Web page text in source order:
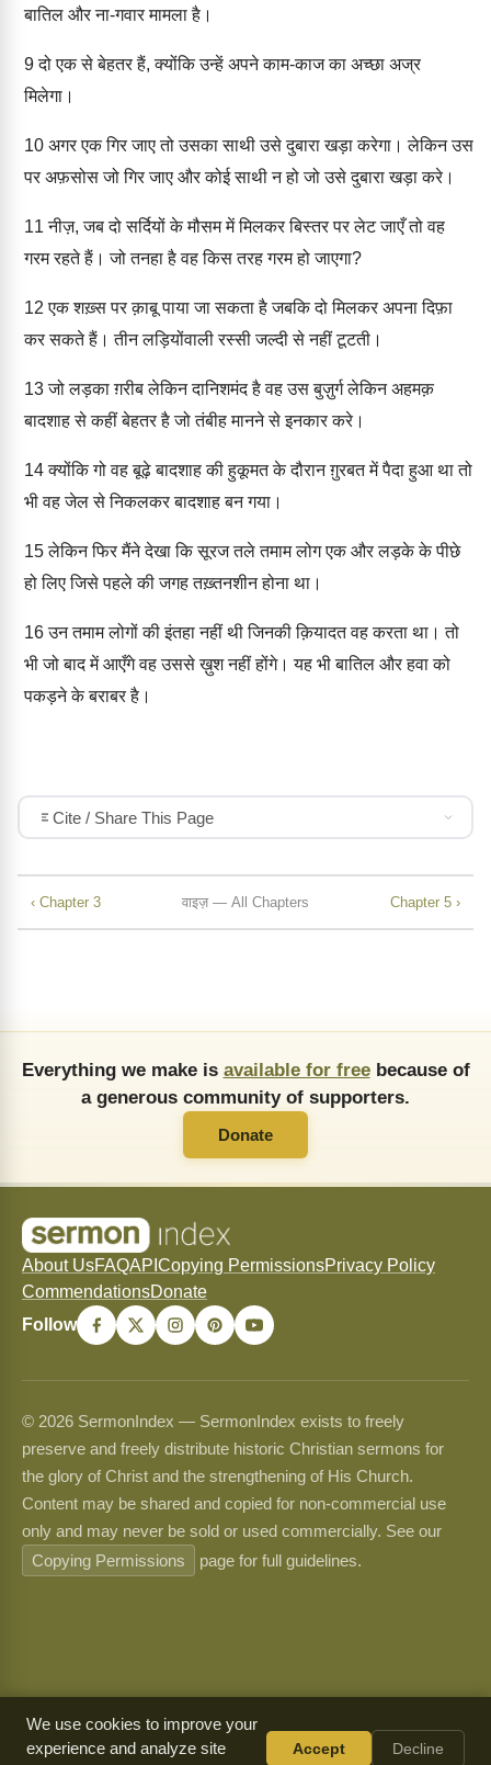
बातिल और ना-गवार मामला है।
9दो एक से बेहतर हैं, क्योंकि उन्हें अपने काम-काज का अच्छा अज्र
मिलेगा।
10 अगर एक गिर जाए तो उसका साथी उसे दुबारा खड़ा करेगा। लेकिन उस
पर अफ़सोस जो गिर जाए और कोई साथी न हो जो उसे दुबारा खड़ा करे।
11 नीज़, जब दो सर्दियों के मौसम में मिलकर बिस्तर पर लेट जाएँ तो वह
गरम रहते हैं। जो तनहा है वह किस तरह गरम हो जाएगा?
12 एक शख़्स पर क़ाबू पाया जा सकता है जबकि दो मिलकर अपना दिफ़ा
कर सकते हैं। तीन लड़ियोंवाली रस्सी जल्दी से नहीं टूटती।
13जो लड़का ग़रीब लेकिन दानिशमंद है वह उस बुज़ुर्ग लेकिन अहमक़
बादशाह से कहीं बेहतर है जो तंबीह मानने से इनकार करे।
14क्योंकि गो वह बूढ़े बादशाह की हुकूमत के दौरान ग़ुरबत में पैदा हुआ था तो
भी वह जेल से निकलकर बादशाह बन गया।
15लेकिन फिर मैंने देखा कि सूरज तले तमाम लोग एक और लड़के के पीछे
हो लिए जिसे पहले की जगह तख़्तनशीन होना था।
16उन तमाम लोगों की इंतहा नहीं थी जिनकी क़ियादत वह करता था। तो
भी जो बाद में आएँगे वह उससे ख़ुश नहीं होंगे। यह भी बातिल और हवा को
पकड़ने के बराबर है।
Cite / Share This Page
‹ Chapter 3 वाइज़ — All Chapters Chapter 5 ›
Everything we make is available for freebecause of
a generous community of supporters.
Donate
About UsFAQAPI Copying PermissionsPrivacy Policy
CommendationsDonate
Follow
© 2026 SermonIndex — SermonIndex exists to freely
preserve and freely distribute historic Christian sermons for
the glory of Christ and the strengthening of His Church.
Content may be shared and copied for non-commercial use
only and may never be sold or used commercially. See our
Copying Permissions
page for full guidelines.
We use cookies to improve your
experience and analyze site
Accept Decline